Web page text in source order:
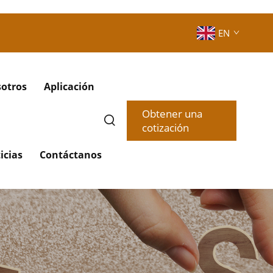
EN
Aplicación
Contáctanos
Obtener una
cotización